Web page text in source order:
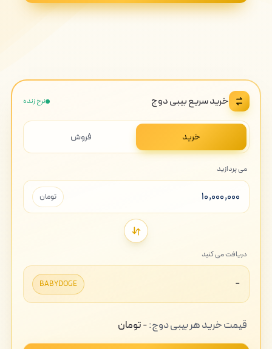
خرید سریع بیبی دوج نرخ زنده
خرید فروش
می پردازید
تومان
دریافت می کنید
-
BABYDOGE
قیمتخریدهر بیبی دوج:-تومان